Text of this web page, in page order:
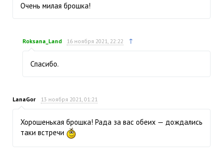
Очень милая брошка!
Roksana_Land 16 ноября 2021, 22:22 ↑
Спасибо.
LanaGor 13 ноября 2021, 01:21
Хорошенькая брошка! Рада за вас обеих — дождались
таки встречи